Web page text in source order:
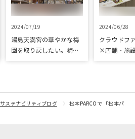
2024/07/19
湯島天満宮の華やかな梅
園を取り戻したい。梅園
2024/06/28
クラウドフ
×店舗・施
トをピック
紹介
サステナビリティブログ
松本PARCOで 「松本パ